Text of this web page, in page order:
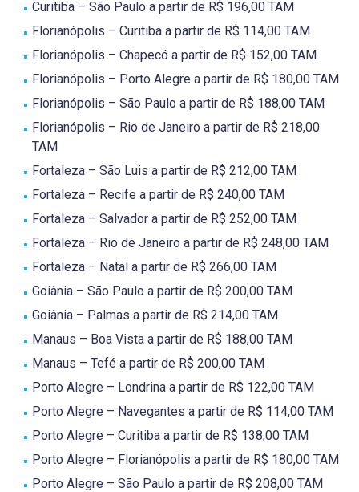
Curitiba – São Paulo a partir de R$ 196,00 TAM
Florianópolis – Curitiba a partir de R$ 114,00 TAM
Florianópolis – Chapecó a partir de R$ 152,00 TAM
Florianópolis – Porto Alegre a partir de R$ 180,00 TAM
Florianópolis – São Paulo a partir de R$ 188,00 TAM
Florianópolis – Rio de Janeiro a partir de R$ 218,00
TAM
Fortaleza – São Luis a partir de R$ 212,00 TAM
Fortaleza – Recife a partir de R$ 240,00 TAM
Fortaleza – Salvador a partir de R$ 252,00 TAM
Fortaleza – Rio de Janeiro a partir de R$ 248,00 TAM
Fortaleza – Natal a partir de R$ 266,00 TAM
Goiânia – São Paulo a partir de R$ 200,00 TAM
Goiânia – Palmas a partir de R$ 214,00 TAM
Manaus – Boa Vista a partir de R$ 188,00 TAM
Manaus – Tefé a partir de R$ 200,00 TAM
Porto Alegre – Londrina a partir de R$ 122,00 TAM
Porto Alegre – Navegantes a partir de R$ 114,00 TAM
Porto Alegre – Curitiba a partir de R$ 138,00 TAM
Porto Alegre – Florianópolis a partir de R$ 180,00 TAM
Porto Alegre – São Paulo a partir de R$ 208,00 TAM